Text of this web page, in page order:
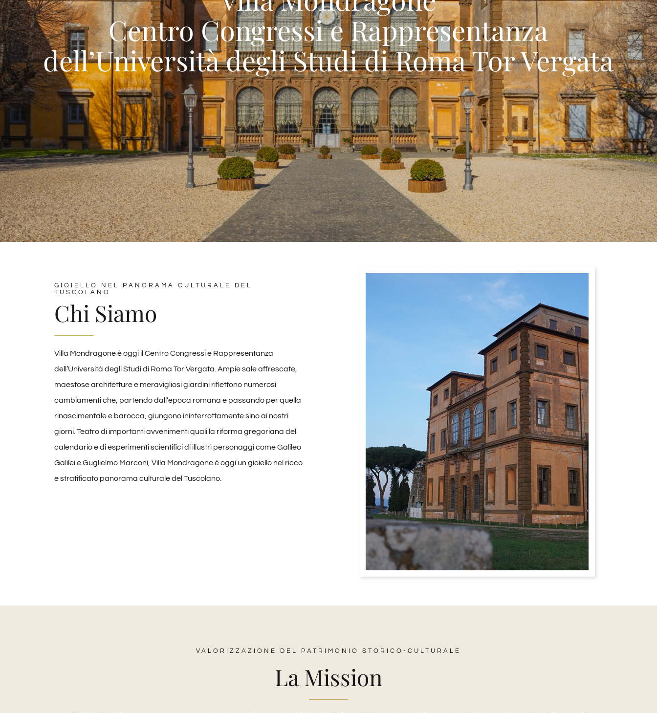
Centro Congressi e Rappresentanza
dell’Università degli Studi di Roma Tor Vergata
GIOIELLO NEL PANORAMA CULTURALE DEL
TUSCOLANO
Chi Siamo
Villa Mondragone è oggi il Centro Congressi e Rappresentanza
dell’Università degli Studi di Roma Tor Vergata. Ampie sale affrescate,
maestose architetture e meravigliosi giardini riflettono numerosi
cambiamenti che, partendo dall’epoca romana e passando per quella
rinascimentale e barocca, giungono ininterrottamente sino ai nostri
giorni. Teatro di importanti avvenimenti quali la riforma gregoriana del
calendario e di esperimenti scientifici di illustri personaggi come Galileo
Galilei e Guglielmo Marconi, Villa Mondragone è oggi un gioiello nel ricco
e stratificato panorama culturale del Tuscolano.
VALORIZZAZIONE DEL PATRIMONIO STORICO-CULTURALE
La Mission